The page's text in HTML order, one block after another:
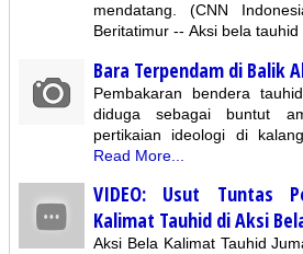
mendatang. (CNN
Beritatimur -- Aksi bela
Bara Terpendam di Balik
Pembakaran bendera
diduga sebagai buntut
pertikaian ideologi di
Read More...
VIDEO: Usut Tuntas
Kalimat Tauhid di Aksi
Aksi Bela Kalimat Tauhid